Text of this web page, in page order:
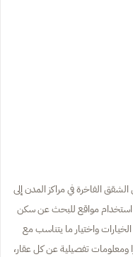
الفاخرة في مراكز المدن إلى
استخدام مواقع للبحث عن سكن
واختيار ما يتناسب مع
ومعلومات تفصيلية عن كل عقار،